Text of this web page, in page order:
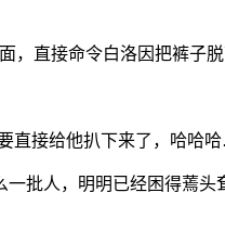
，直接命令白洛因把裤子
直接给他扒下来了，哈哈
批人，明明已经困得蔫